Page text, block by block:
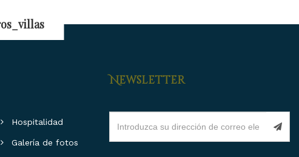
Hospitalidad
Galería de fotos
Newsletter